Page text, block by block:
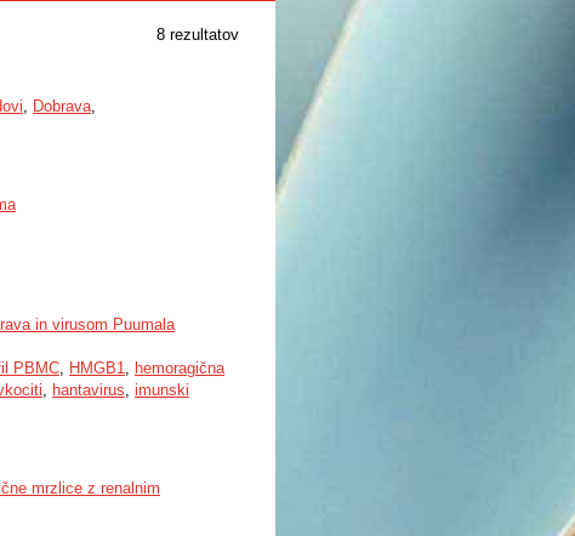
8 rezultatov
, Dobrava,
in virusom Puumala
PBMC, HMGB1, hemoragična
, hantavirus, imunski
mrzlice z renalnim